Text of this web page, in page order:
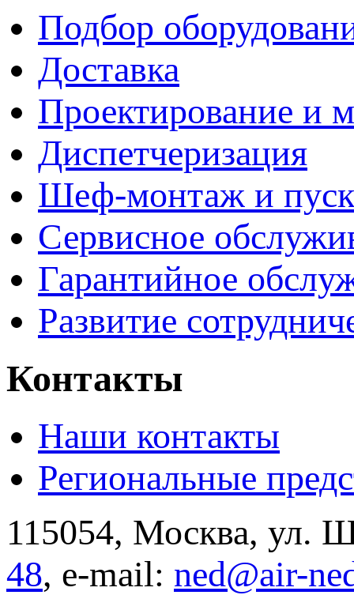
Подбор
Доставка
Проектирование и
Диспетчеризация
Шеф-монтаж и
Сервисное
Гарантийное
Развитие
Контакты
Наши контакты
Региональные
115054, Москва, ул.
48, e-mail: ned@air-